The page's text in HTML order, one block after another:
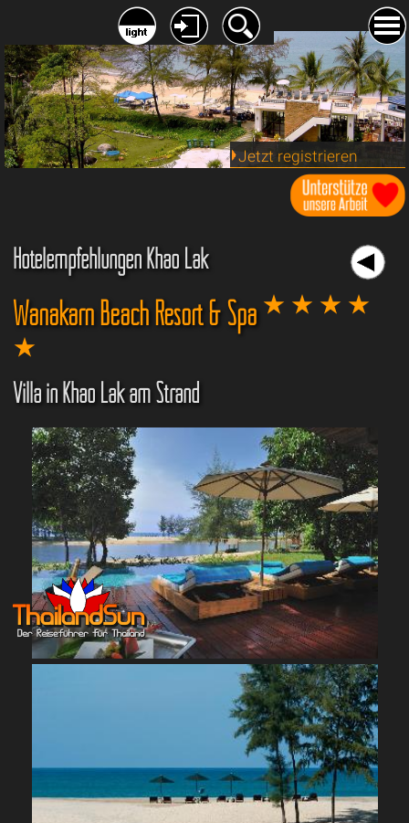
Jetzt registrieren
Hotelempfehlungen Khao Lak
Wanakarn Beach Resort & Spa
Villa in Khao Lak am Strand